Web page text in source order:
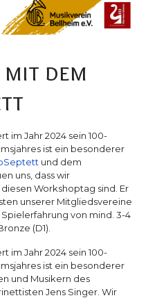
dem
im Jahr 2024 sein 100-
ist ein besonderer
und dem
uns, dass wir
Workshoptag sind. Er
unserer Mitgliedsvereine
Spielerfahrung von mind. 3-4
(D1).
im Jahr 2024 sein 100-
ist ein besonderer
und Musikern des
Jens Singer. Wir